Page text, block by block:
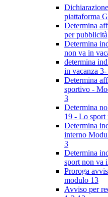
piattaforma
Determina
per pubblicità
Determina
non va in
determina
in vacanza
Determina
sportivo -
3
Determina
19 - Lo sport
Determina
interno
3
Determina
sport non va
Proroga
modulo 13
Avviso per